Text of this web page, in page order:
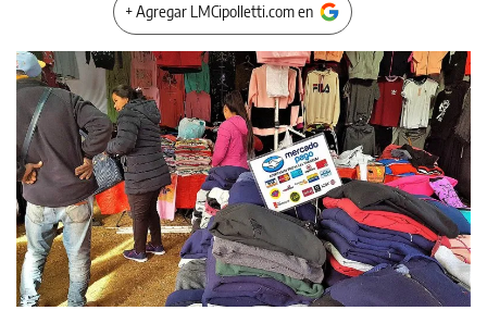
+ Agregar LMCipolletti.com en